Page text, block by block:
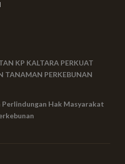
KP KALTARA PERKUAT
TANAMAN PERKEBUNAN
Hak Masyarakat